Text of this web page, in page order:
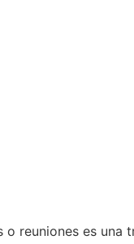
reuniones es una